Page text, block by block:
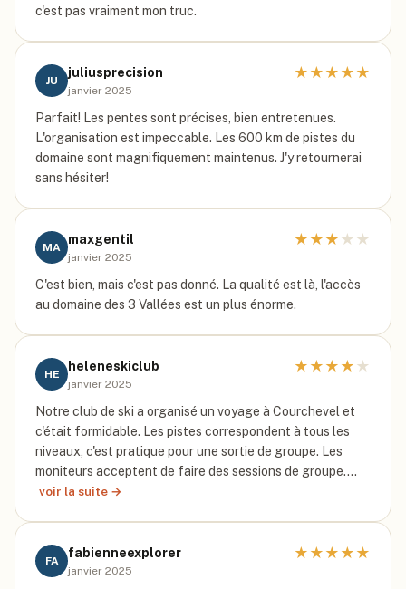
c'est pas vraiment mon truc.
JU
juliusprecision
janvier 2025
★ ★ ★ ★ ★
Parfait! Les pentes sont précises, bien entretenues.
L'organisation est impeccable. Les 600 km de pistes du
domaine sont magnifiquement maintenus. J'y retournerai
sans hésiter!
MA
maxgentil
janvier 2025
★ ★ ★ ★ ★
C'est bien, mais c'est pas donné. La qualité est là, l'accès
au domaine des 3 Vallées est un plus énorme.
HE
heleneskiclub
janvier 2025
★ ★ ★ ★ ★
Notre club de ski a organisé un voyage à Courchevel et
c'était formidable. Les pistes correspondent à tous les
niveaux, c'est pratique pour une sortie de groupe. Les
moniteurs acceptent de faire des sessions de groupe.…
voir la suite →
FA
fabienneexplorer
janvier 2025
★ ★ ★ ★ ★